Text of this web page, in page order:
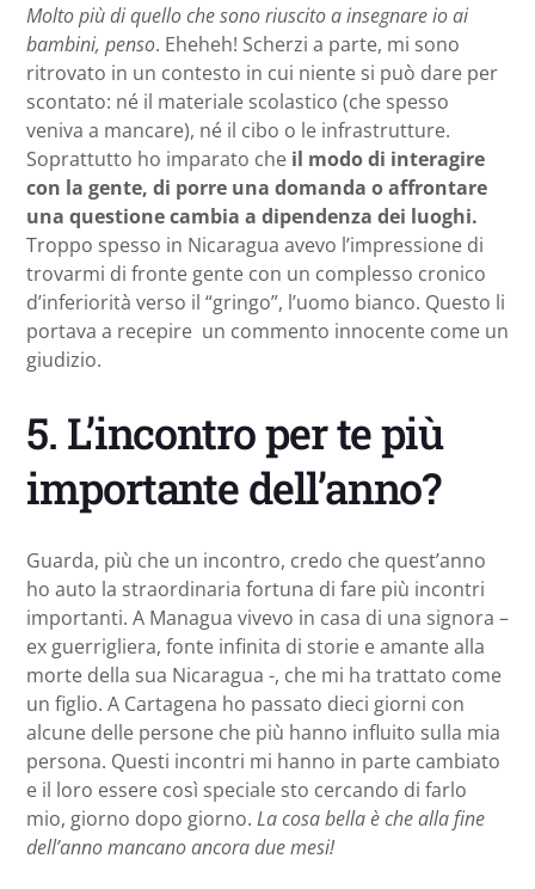
Molto più di quello che sono riuscito a insegnare io ai
bambini, penso. Eheheh! Scherzi a parte, mi sono
ritrovato in un contesto in cui niente si può dare per
scontato: né il materiale scolastico (che spesso
veniva a mancare), né il cibo o le infrastrutture.
Soprattutto ho imparato che il modo di interagire
con la gente, di porre una domanda o affrontare
una questione cambia a dipendenza dei luoghi.
Troppo spesso in Nicaragua avevo l’impressione di
trovarmi di fronte gente con un complesso cronico
d’inferiorità verso il “gringo”, l’uomo bianco. Questo li
portava a recepire un commento innocente come un
giudizio.
5. L’incontro per te più
importante dell’anno?
Guarda, più che un incontro, credo che quest’anno
ho auto la straordinaria fortuna di fare più incontri
importanti. A Managua vivevo in casa di una signora –
ex guerrigliera, fonte infinita di storie e amante alla
morte della sua Nicaragua -, che mi ha trattato come
un figlio. A Cartagena ho passato dieci giorni con
alcune delle persone che più hanno influito sulla mia
persona. Questi incontri mi hanno in parte cambiato
e il loro essere così speciale sto cercando di farlo
mio, giorno dopo giorno. La cosa bella è che alla fine
dell’anno mancano ancora due mesi!